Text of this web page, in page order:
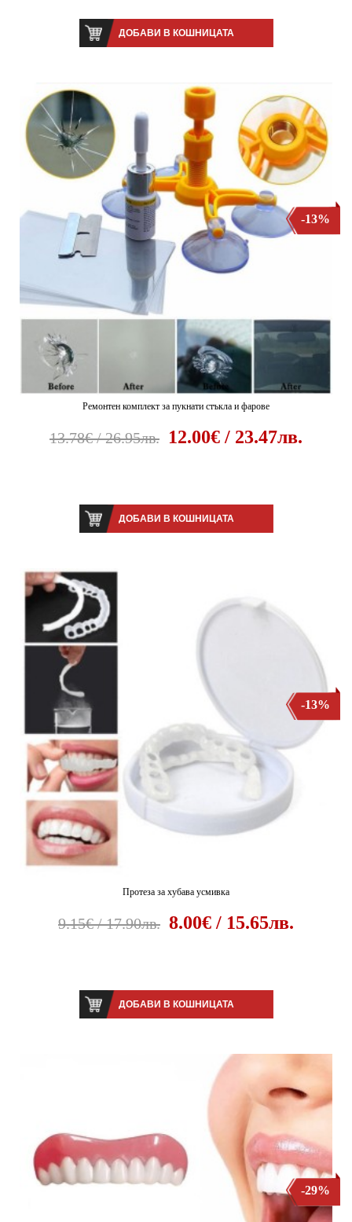
ДОБАВИ В КОШНИЦАТА
Ремонтен комплект за пукнати стъкла и фарове
13.78€ / 26.95лв. 12.00€ / 23.47лв.
-13%
ДОБАВИ В КОШНИЦАТА
Протеза за хубава усмивка
9.15€ / 17.90лв. 8.00€ / 15.65лв.
-13%
ДОБАВИ В КОШНИЦАТА
-29%